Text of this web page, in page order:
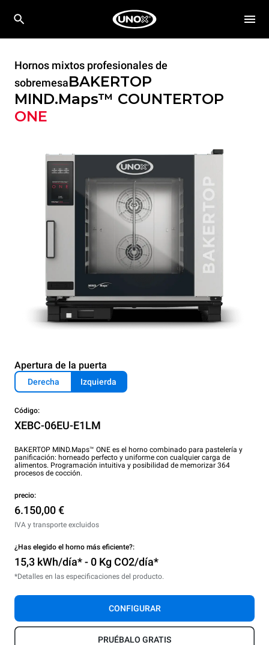
Hornos mixtos profesionales de
sobremesaBAKERTOP
MIND.Maps™ COUNTERTOP
ONE
Apertura de la puerta
Derecha Izquierda
Código:
XEBC-06EU-E1LM
BAKERTOP MIND.Maps™ ONE es el horno combinado para pastelería y
panificación: horneado perfecto y uniforme con cualquier carga de
alimentos. Programación intuitiva y posibilidad de memorizar 364
procesos de cocción.
precio:
6.150,00 €
IVA y transporte excluidos
¿Has elegido el horno más eficiente?:
15,3 kWh/día* - 0 Kg CO2/día*
*Detalles en las especificaciones del producto.
CONFIGURAR
PRUÉBALO GRATIS